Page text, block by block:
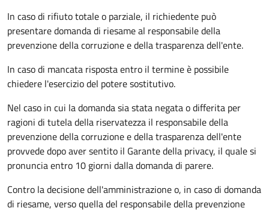
In caso di rifiuto totale o parziale, il richiedente può
presentare domanda di riesame al responsabile della
prevenzione della corruzione e della trasparenza dell'ente.
In caso di mancata risposta entro il termine è possibile
chiedere l'esercizio del potere sostitutivo.
Nel caso in cui la domanda sia stata negata o differita per
ragioni di tutela della riservatezza il responsabile della
prevenzione della corruzione e della trasparenza dell'ente
provvede dopo aver sentito il Garante della privacy, il quale si
pronuncia entro 10 giorni dalla domanda di parere.
Contro la decisione dell'amministrazione o, in caso di domanda
di riesame, verso quella del responsabile della prevenzione